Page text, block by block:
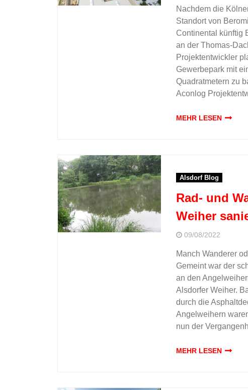
Nachdem die
Standort von
Continental künftig
an der Thomas-
Projektentwickler
Gewerbepark mit
Quadratmetern zu
Aconlog
MEHR LESEN
Alsdorf Blog
Rad- und
Weiher
09/08/2022
Manch Wanderer
Gemeint war der
an den
Alsdorfer Weiher.
durch die
Angelweihern
nun der
MEHR LESEN